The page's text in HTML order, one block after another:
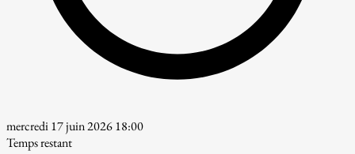
mercredi 17 juin 2026 18:00
Temps restant